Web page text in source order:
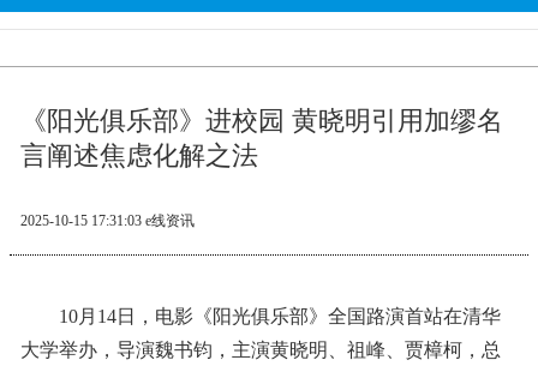
《阳光俱乐部》进校园 黄晓明引用加缪名
言阐述焦虑化解之法
2025-10-15 17:31:03 e线资讯
10月14日，电影《阳光俱乐部》全国路演首站在清华
大学举办，导演魏书钧，主演黄晓明、祖峰、贾樟柯，总